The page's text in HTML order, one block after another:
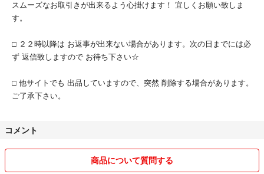
スムーズなお取引きが出来るよう心掛けます！ 宜しくお願い致しま
す。
□ ２２時以降は お返事が出来ない場合があります。次の日までには必
ず 返信致しますので お待ち下さい☆
□ 他サイトでも 出品していますので、突然 削除する場合があります。
ご了承下さい。
コメント
商品について質問する